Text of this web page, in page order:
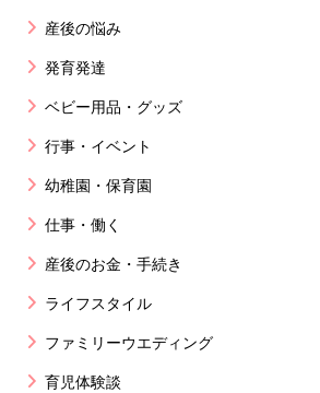
産後の悩み
発育発達
ベビー用品・グッズ
行事・イベント
幼稚園・保育園
仕事・働く
産後のお金・手続き
ライフスタイル
ファミリーウエディング
育児体験談